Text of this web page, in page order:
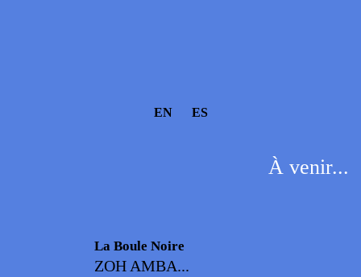
EN ES
À venir...
La Boule Noire
ZOH AMBA...